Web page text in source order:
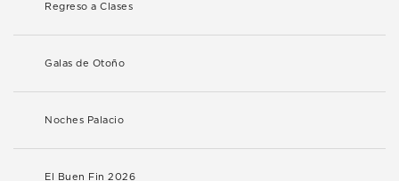
Regreso a Clases
Galas de Otoño
Noches Palacio
El Buen Fin 2026